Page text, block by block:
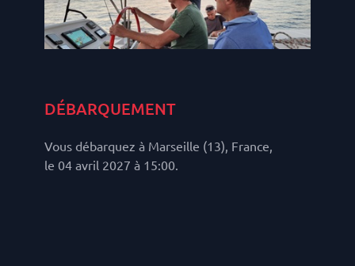
DÉBARQUEMENT
Vous débarquez à Marseille (13), France,
le 04 avril 2027 à 15:00.